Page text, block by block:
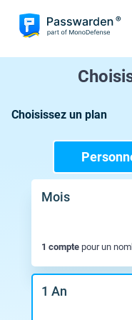
Choisissez un plan
Mois
1 compte pour un
1 An